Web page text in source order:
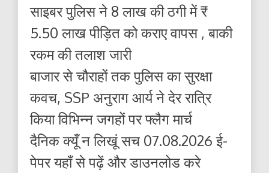
साइबर पुलिस ने 8 लाख की ठगी में ₹
5.50 लाख पीड़ित को कराए वापस , बाकी
रकम की तलाश जारी
बाजार से चौराहों तक पुलिस का सुरक्षा
कवच, SSP अनुराग आर्य ने देर रात्रि
किया विभिन्न जगहों पर फ्लैग मार्च
दैनिक क्यूँ न लिखूं सच 07.08.2026 ई-
पेपर यहाँ से पढ़ें और डाउनलोड करे